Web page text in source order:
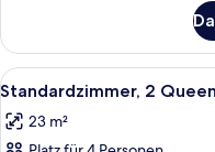
anzeigen
2 Queen-
Betten
(Mobility
w/
Tub)
Alle
Fotos
für
5
Standardzimmer, 2
23 m²